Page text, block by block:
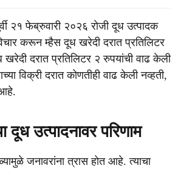
२१ फेब्रुवारी २०२६ रोजी दूध उत्पादक
करून म्हैस दूध खरेदी दरात प्रतिलिटर
दरात प्रतिलिटर २ रुपयांची वाढ केली
विक्री दरात कोणतीही वाढ केली नव्हती,
दूध उत्पादनावर परिणाम
जनावरांना त्रास होत आहे. त्याचा